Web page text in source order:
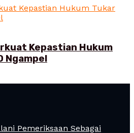
Kepastian Hukum
Ngampel